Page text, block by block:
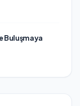
Buluşmaya